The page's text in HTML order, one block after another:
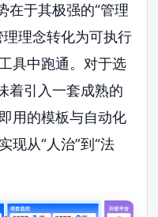
在于其极强的“管理
理念转化为可执行
具中跑通。对于选
着引入一套成熟的
用的模板与自动化
现从“人治”到“法